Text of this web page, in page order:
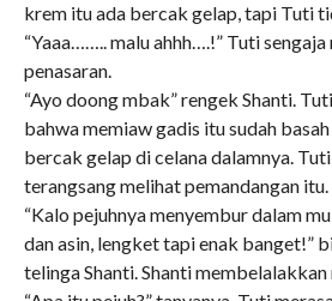
krem itu ada bercak gelap, tapi Tuti
“Yaaa…….. malu ahhh….!” Tuti
penasaran.
“Ayo doong mbak” rengek Shanti.
bahwa memiaw gadis itu sudah
bercak gelap di celana dalamnya.
terangsang melihat pemandangan itu.
“Kalo pejuhnya menyembur dalam
dan asin, lengket tapi enak banget!”
telinga Shanti. Shanti membelalakkan